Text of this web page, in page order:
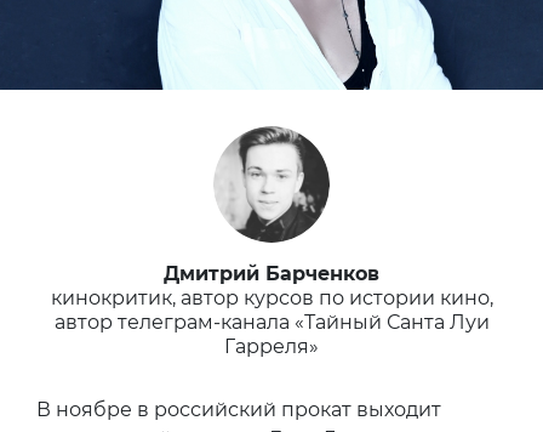
Дмитрий Барченков
кинокритик, автор курсов по истории кино,
автор телеграм-канала «Тайный Санта Луи
Гарреля»
В ноябре в российский прокат выходит